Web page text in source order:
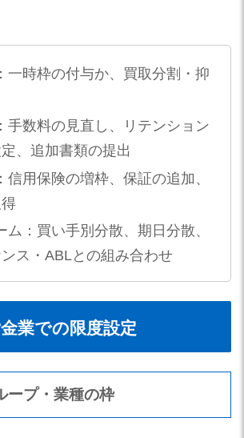
一時枠の付与か、買取分割・抑
手数料の見直し、リテンション
定、追加書類の提出
信用保険の増枠、保証の追加、
ム：買い手別分散、期日分散、
ス・ABLとの組み合わせ
業での限度設定
ープ・業種の枠